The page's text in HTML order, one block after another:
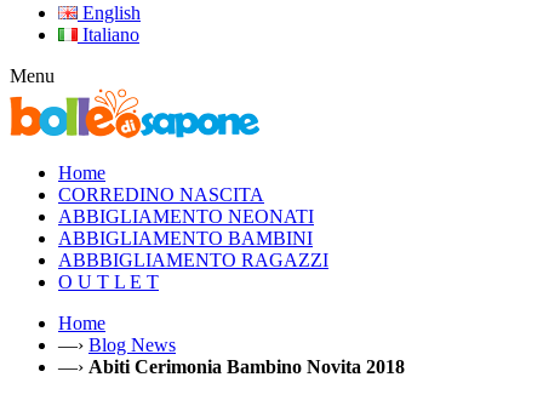
English
Italiano
Menu
Home
CORREDINO NASCITA
ABBIGLIAMENTO NEONATI
ABBIGLIAMENTO BAMBINI
ABBBIGLIAMENTO RAGAZZI
O U T L E T
Home
—› Blog News
—› Abiti Cerimonia Bambino Novita 2018